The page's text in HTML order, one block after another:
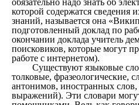
обязательно надо знать об
которой содержатся сведения
знаний, называется она
подготовленный доклад по
окончании доклада учитель
поисковиков, которые могут
работе с интернетом).
Существуют языковые
толковые, фразеологические,
антонимов, иностранных
выражений). Эти словари